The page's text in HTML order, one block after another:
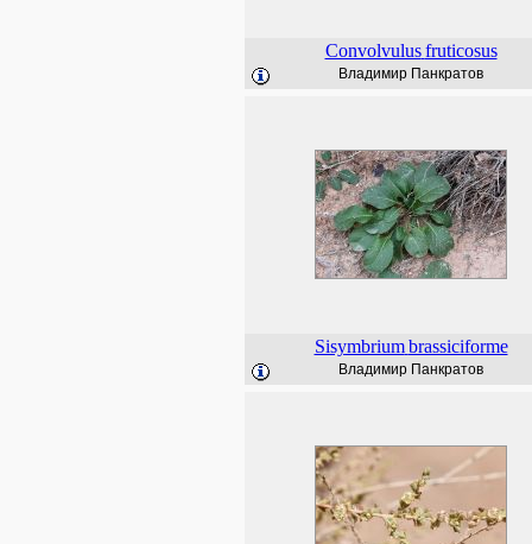
Convolvulus fruticosus
Владимир Панкратов
Sisymbrium brassiciforme
Владимир Панкратов